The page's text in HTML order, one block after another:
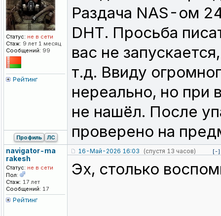
Статус: не в сети
Стаж: 9 лет 1 месяц
Сообщений: 99
Рейтинг
Раздача NAS-ом
DHT. Просьба
вас не
т.д. Ввиду
нереально, но при
не нашёл. После
проверено на
Профиль ЛС
navigator-ma
rakesh
Статус: не в сети
Пол:
Стаж: 17 лет
Сообщений: 17
Рейтинг
16-Май-2026 16:03 (спустя 13 часов) [-]
Эх, столько